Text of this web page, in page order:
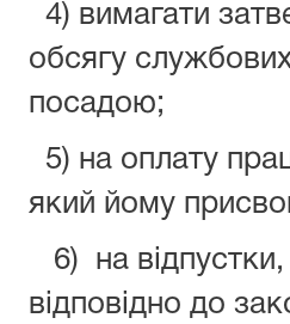
4) вимагати
обсягу
посадою;
5) на оплату
який йому
6) на відпустки,
відповідно до